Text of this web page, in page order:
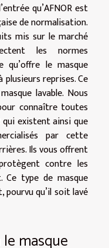
qu’AFNOR est
de normalisation.
mis sur le marché
les normes
qu’offre le masque
reprises. Ce
lavable. Nous
connaître toutes
qui existent ainsi que
par cette
Ils vous offrent
contre les
type de masque
qu’il soit lavé
masque